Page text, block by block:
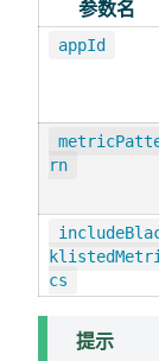
参数名
appId
rn
klistedMetri
cs
提示